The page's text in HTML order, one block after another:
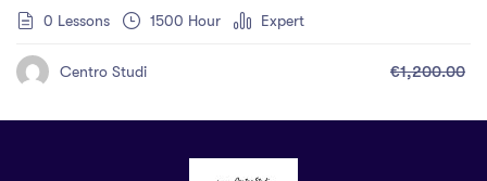
0 Lessons 1500 Hour Expert
Centro Studi €1,200.00